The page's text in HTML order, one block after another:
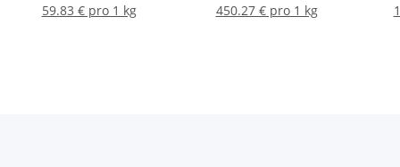
59.83 € pro 1 kg
450.27 € pro 1 kg